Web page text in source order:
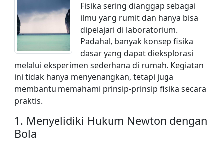
Fisika sering dianggap sebagai
ilmu yang rumit dan hanya bisa
dipelajari di laboratorium.
Padahal, banyak konsep fisika
dasar yang dapat dieksplorasi
melalui eksperimen sederhana di rumah. Kegiatan
ini tidak hanya menyenangkan, tetapi juga
membantu memahami prinsip-prinsip fisika secara
praktis.
1. Menyelidiki Hukum Newton dengan
Bola